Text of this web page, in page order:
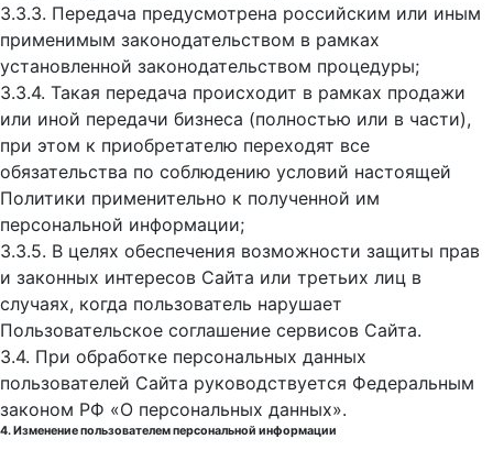
3.3.3. Передача предусмотрена российским или иным
применимым законодательством в рамках
установленной законодательством процедуры;
3.3.4. Такая передача происходит в рамках продажи
или иной передачи бизнеса (полностью или в части),
при этом к приобретателю переходят все
обязательства по соблюдению условий настоящей
Политики применительно к полученной им
персональной информации;
3.3.5. В целях обеспечения возможности защиты прав
и законных интересов Сайта или третьих лиц в
случаях, когда пользователь нарушает
Пользовательское соглашение сервисов Сайта.
3.4. При обработке персональных данных
пользователей Сайта руководствуется Федеральным
законом РФ «О персональных данных».
4. Изменение пользователем персональной информации